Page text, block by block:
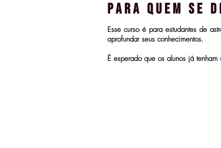
para quem se
Esse curso é para estudantes de
aprofundar seus conhecimentos.
É esperado que os alunos já